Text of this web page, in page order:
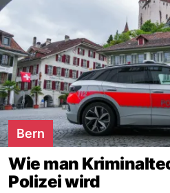
Bern
Wie man
Polizei wird